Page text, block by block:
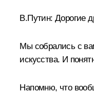
В.Путин: Дорогие
Мы собрались с
искусства. И
Напомню, что